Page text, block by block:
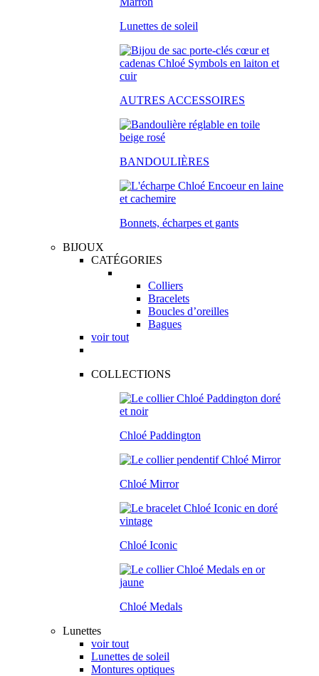
Lunettes de soleil
AUTRES ACCESSOIRES
BANDOULIÈRES
Bonnets, écharpes et gants
BIJOUX
CATÉGORIES
Colliers
Bracelets
Boucles d’oreilles
Bagues
voir tout
COLLECTIONS
Chloé Paddington
Chloé Mirror
Chloé Iconic
Chloé Medals
Lunettes
voir tout
Lunettes de soleil
Montures optiques